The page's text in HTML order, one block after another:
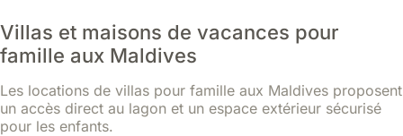
Villas et maisons de vacances pour
famille aux Maldives
Les locations de villas pour famille aux Maldives proposent
un accès direct au lagon et un espace extérieur sécurisé
pour les enfants.